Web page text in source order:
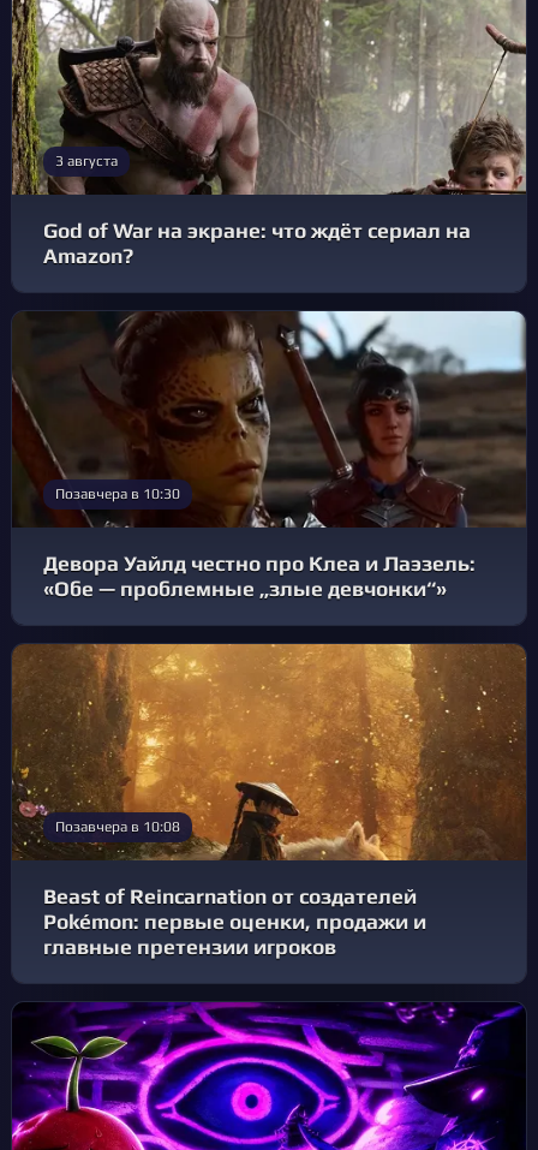
3 августа
God of War на экране: что ждёт сериал на
Amazon?
Позавчера в 10:30
Девора Уайлд честно про Клеа и Лаэзель:
«Обе — проблемные „злые девчонки“»
Позавчера в 10:08
Beast of Reincarnation от создателей
Pokémon: первые оценки, продажи и
главные претензии игроков